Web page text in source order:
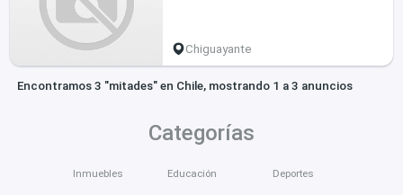
Chiguayante
Encontramos 3 "mitades" en Chile, mostrando 1 a 3 anuncios
Categorías
Inmuebles Educación Deportes